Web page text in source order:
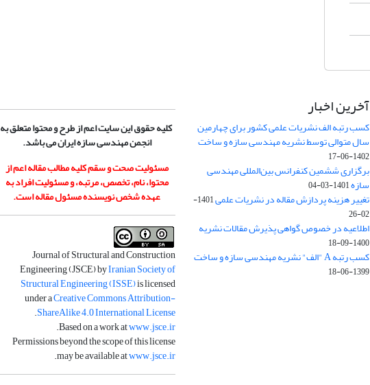
آخرین اخبار
کسب رتبه الف نشریات علمی کشور برای چهارمین
سال متوالی توسط نشریه مهندسی سازه و ساخت
1402-06-17
برگزاری ششمین کنفرانس بین‌المللی مهندسی
سازه1401-03-04
تغییر هزینه پردازش مقاله در نشریات علمی
1401-
02-26
اطلاعیه در خصوص گواهی پذیرش مقالات نشریه
1400-09-18
کسب رتبه A "الف" نشریه مهندسی سازه و ساخت
1399-06-18
کلیه حقوق این سایت اعم از طرح و محتوا متعلق به
انجمن مهندسی سازه ایران می باشد.
مسئولیت صحت و سقم کلیه مطالب مقاله اعم از
محتوا، نام، تخصص، مرتبه، و مسئولیت افراد به
عهده شخص نویسنده مسئول مقاله است.
Journal of Structural and Construction
Engineering (JSCE) byIranian Society of
Structural Engineering (ISSE)is licensed
under aCreative Commons Attribution-
ShareAlike 4.0 International License
.
Based on a work atwww.jsce.ir
.
Permissions beyond the scope of this license
may be available atwww.jsce.ir
.